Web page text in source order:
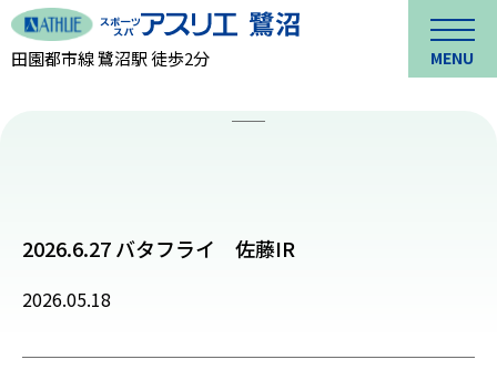
田園都市線 鷺沼駅 徒歩2分 MENU
2026.6.27 バタフライ 佐藤IR
2026.05.18